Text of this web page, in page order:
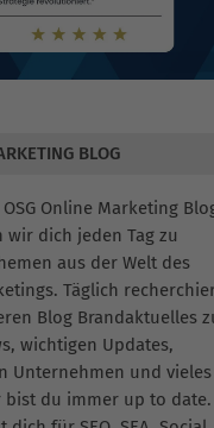
BLOG
Online Marketing
dich jeden Tag zu
aus der Welt des
Täglich
Blog Brandaktuelles
wichtigen Updates,
Unternehmen und vieles
bist du immer up to date.